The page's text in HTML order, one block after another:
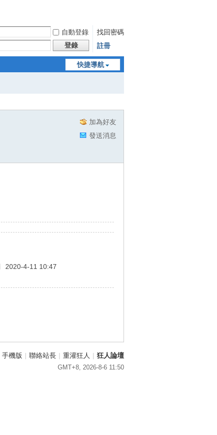
自動登錄
找回密碼
登錄 註冊
快捷導航
加為好友
發送消息
2020-4-11 10:47
手機版 | 聯絡站長 | 重灌狂人 | 狂人論壇
GMT+8, 2026-8-6 11:50